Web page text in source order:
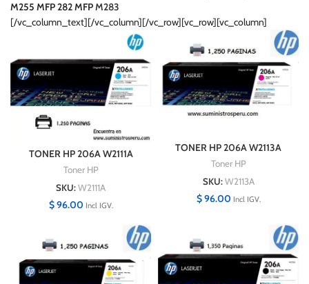
M255 MFP 282 MFPM283
[/vc_column_text][/vc_column][/vc_row][vc_row][vc_column]
TONER HP 206A W2111A
CYAN 1,250 PAGINAS
Toner HP
SKU:W2111A
$96.00 Incl IGV.
TONER HP 206A W2113A
MAGENTA 1,250 PAGINAS
Toner HP
SKU:W2113A
$96.00 Incl IGV.